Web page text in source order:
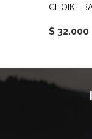
CHOIKE
$ 32.000